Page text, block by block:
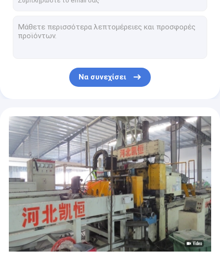
Πλέγμα κιγκλιδωμάτων πλέγματος διάβασης πεζών χάλυβα μετάλλων HDP για το δάπεδο χώρων στάθμευσης
Αντιολισθητικό ασημένιο άσπρο γαλβανισμένο κιγκλίδωμα φραγμών πλέγματος μετάλλων για τις εγκαταστάσεις καθαρισμού
Ανθεκτικό στη θερμότητα μονωμένο χρωματισμένο κιγκλίδωμα μετάλλων για βιομηχανικό
Διαμόρφωσα το γαλβανισμένο κιγκλίδωμα φραγμών πλέγματος μετάλλων καυτής εμβύθισης
Ειδική διαμορφωμένη γαλβανισμένη διάβαση πεζών κιγκλιδωμάτων στενών διαδρόμων χάλυβα
Υψηλό κιγκλίδωμα χάλυβα πλέγματος μετάλλων ρουλεμάν βαρύ γαλβανισμένο για τη διάβαση πεζών
Να συνεχίσει